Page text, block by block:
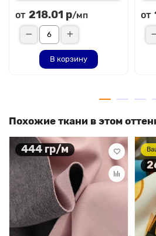
от 218.01 р/мп
В корзину
от
Похожие ткани в этом
444 гр/м